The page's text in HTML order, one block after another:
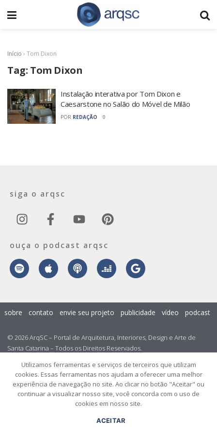
Início › Tom Dixon
Tag: Tom Dixon
Instalação interativa por Tom Dixon e
Caesarstone no Salão do Móvel de Milão
POR REDAÇÃO 0
siga o arqsc
ouça o podcast arqsc
© 2026 ArqSC – Portal de Arquitetura, Interiores, Design e Arte de
Santa Catarina – Todos os Direitos Reservados.
sobre contato envie seu projeto publicidade vídeo podcast
Utilizamos ferramentas e serviços de terceiros que utilizam
cookies. Essas ferramentas nos ajudam a oferecer uma melhor
experiência de navegação no site. Ao clicar no botão "Aceitar" ou
continuar a visualizar nosso site, você concorda com o uso de
cookies em nosso site.
ACEITAR